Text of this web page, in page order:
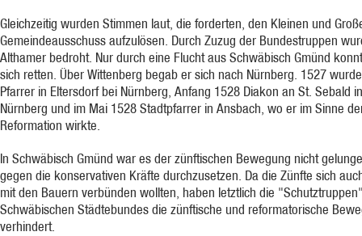
Gleichzeitig wurden Stimmen laut, die forderten, den Kleinen und
Gemeindeausschuss aufzulösen. Durch Zuzug der Bundestruppen
Althamer bedroht. Nur durch eine Flucht aus Schwäbisch Gmünd
sich retten. Über Wittenberg begab er sich nach Nürnberg. 1527
Pfarrer in Eltersdorf bei Nürnberg, Anfang 1528 Diakon an St. Sebald in
Nürnberg und im Mai 1528 Stadtpfarrer in Ansbach, wo er im Sinne
Reformation wirkte.
In Schwäbisch Gmünd war es der zünftischen Bewegung nicht
gegen die konservativen Kräfte durchzusetzen. Da die Zünfte sich
mit den Bauern verbünden wollten, haben letztlich die
Schwäbischen Städtebundes die zünftische und reformatorische
verhindert.